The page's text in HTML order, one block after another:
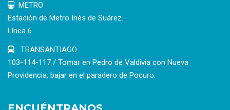
METRO
Estación de Metro Inés de Suárez.
Línea 6.
TRANSANTIAGO
103-114-117 / Tomar en Pedro de Valdivia con Nueva
Providencia, bajar en el paradero de Pocuro.